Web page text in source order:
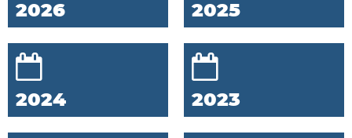
2026 2025
2024 2023